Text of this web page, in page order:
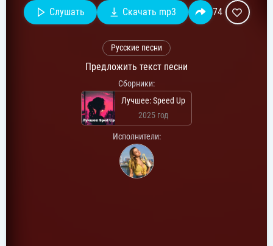
Слушать Скачать mp3 74
Русские песни
Предложить текст песни
Сборники:
Лучшее: Speed Up
2025 год
Исполнители: